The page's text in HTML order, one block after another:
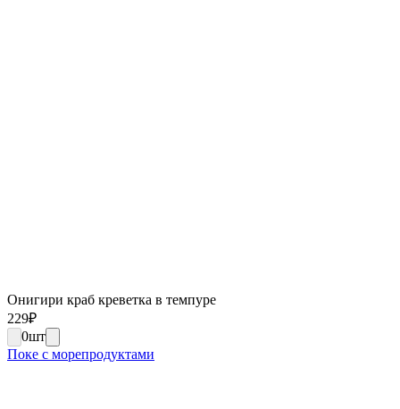
Онигири краб креветка в темпуре
229₽
0шт
Поке с морепродуктами